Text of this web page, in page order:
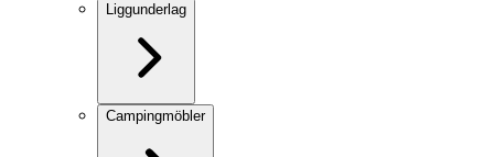
Liggunderlag
Campingmöbler